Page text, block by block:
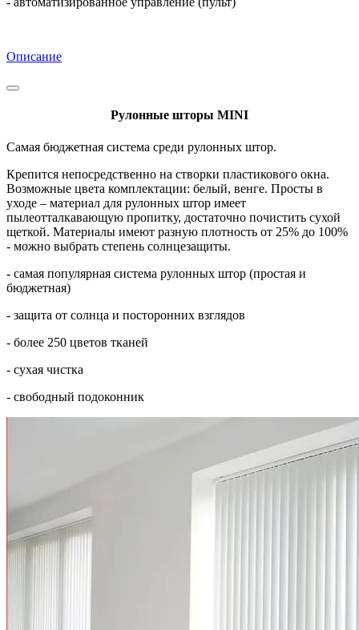
Описание
Рулонные шторы MINI
Самая бюджетная система среди рулонных штор.
Крепится непосредственно на створки пластикового окна.
Возможные цвета комплектации: белый, венге. Просты в
уходе – материал для рулонных штор имеет
пылеотталкавающую пропитку, достаточно почистить сухой
щеткой. Материалы имеют разную плотность от 25% до 100%
- можно выбрать степень солнцезащиты.
- самая популярная система рулонных штор (простая и
бюджетная)
- защита от солнца и посторонних взглядов
- более 250 цветов тканей
- сухая чистка
- свободный подоконник